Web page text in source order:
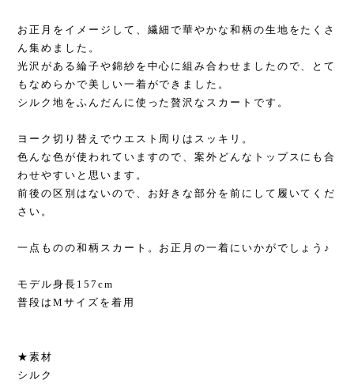
お正月をイメージして、繊細で華やかな和柄の生地をたくさ
ん集めました。
光沢がある綸子や錦紗を中心に組み合わせましたので、とて
もなめらかで美しい一着ができました。
シルク地をふんだんに使った贅沢なスカートです。
ヨーク切り替えでウエスト周りはスッキリ。
色んな色が使われていますので、案外どんなトップスにも合
わせやすいと思います。
前後の区別はないので、お好きな部分を前にして履いてくだ
さい。
一点ものの和柄スカート。お正月の一着にいかがでしょう♪
モデル身長157cm
普段はMサイズを着用
★素材
シルク